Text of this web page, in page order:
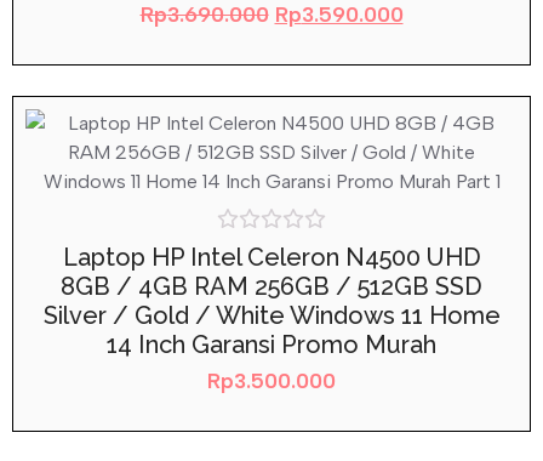
Rp3.690.000 Rp3.590.000
Rated
0
out
of
5
Laptop HP Intel Celeron N4500 UHD
8GB / 4GB RAM 256GB / 512GB SSD
Silver / Gold / White Windows 11 Home
14 Inch Garansi Promo Murah
Rp3.500.000